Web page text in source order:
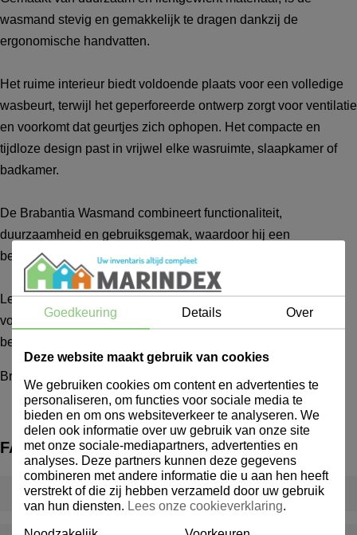
wasmand stevig en gemakkelijk te dragen dankzij de
ergonomische handvatten.
Het ruime interieur biedt voldoende plaats voor een volledige
wasbeurt, terwijl het geperforeerde ontwerp zorgt voor ventilatie
en voorkomt dat geurtjes zich ophopen. Het compacte en
tijdloze design past in vrijwel elke wasruimte, slaapkamer of
badkamer.
De Brabantia Wasmand combineert functionaliteit,
duurzaamheid en gebruiksgemak, waardoor hij een
betrouwbare en praktische aanvulling is voor elk huishouden.
Let op: De producten van Brabantia zijn geen
voorraadartikelen. De levertijd van Brabantia-producten
bedraagt gemiddeld circa één week.
Brabantia Wasmand 35L
FAQ
Wat is een inventarispakket?
Goedkeuring Details Over
Deze website maakt gebruik van cookies
We gebruiken cookies om content en advertenties te
personaliseren, om functies voor sociale media te
bieden en om ons websiteverkeer te analyseren. We
delen ook informatie over uw gebruik van onze site
met onze sociale-mediapartners, advertenties en
analyses. Deze partners kunnen deze gegevens
combineren met andere informatie die u aan hen heeft
verstrekt of die zij hebben verzameld door uw gebruik
van hun diensten. Lees onze cookieverklaring.